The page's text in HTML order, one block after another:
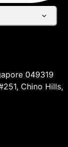
049319
Chino Hills,